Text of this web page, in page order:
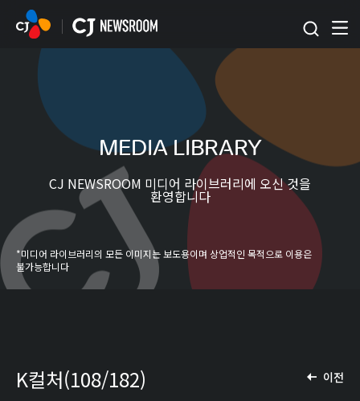
본문 바로가기
MEDIA LIBRARY
CJ NEWSROOM 미디어 라이브러리에 오신 것을
환영합니다
*미디어 라이브러리의 모든 이미지는 보도용이며 상업적인 목적으로 이용은
불가능합니다
이전
K컬처(108/182)